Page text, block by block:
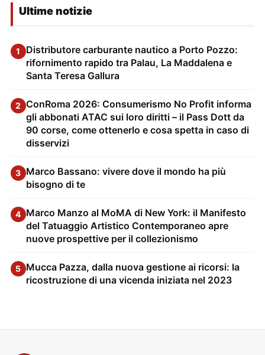
Ultime notizie
1
Distributore carburante nautico a Porto Pozzo:
rifornimento rapido tra Palau, La Maddalena e
Santa Teresa Gallura
2 ConRoma 2026: Consumerismo No Profit informa
gli abbonati ATAC sui loro diritti – il Pass Dott da
90 corse, come ottenerlo e cosa spetta in caso di
disservizi
3 Marco Bassano: vivere dove il mondo ha più
bisogno di te
4 Marco Manzo al MoMA di New York: il Manifesto
del Tatuaggio Artistico Contemporaneo apre
nuove prospettive per il collezionismo
5 Mucca Pazza, dalla nuova gestione ai ricorsi: la
ricostruzione di una vicenda iniziata nel 2023